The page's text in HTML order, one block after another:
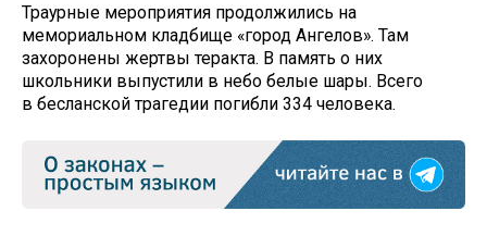
Траурные мероприятия продолжились на
мемориальном кладбище «город Ангелов». Там
захоронены жертвы теракта. В память о них
школьники выпустили в небо белые шары. Всего
в бесланской трагедии погибли 334 человека.